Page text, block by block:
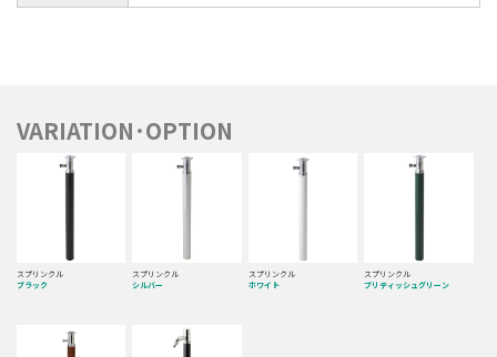
VARIATION･OPTION
スプリンクル
ブラック
スプリンクル
シルバー
スプリンクル
ホワイト
スプリンクル
ブリティッシュグリーン